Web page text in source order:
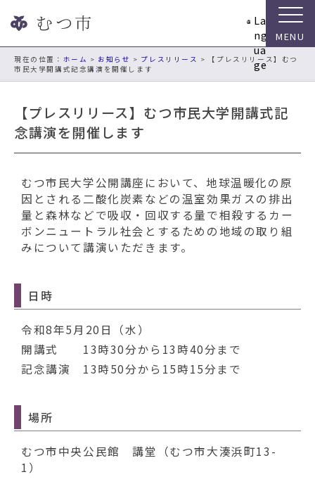
ビ
La
ng
ua
ge
現在の位置： ホーム > お知らせ > プレスリリース > 【プレスリリース】むつ
市民大学開講式記念講演を開催します
【プレスリリース】むつ市民大学開講式記
念講演を開催します
むつ市民大学公開講座において、地球温暖化の原
因とされる二酸化炭素などの温室効果ガスの排出
量と森林などで吸収・回収する量で相殺するカー
ボンニュートラル社会とするための地域の取り組
みについて講演いただきます。
日時
令和8年5月20日（水）
開講式 13時30分から13時40分まで
記念講演 13時50分から15時15分まで
場所
むつ市中央公民館 講堂（むつ市大湊浜町13-
1）